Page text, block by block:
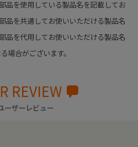
品を使用している製品名を記載してお
品を共通してお使いいただける製品名
品を代用してお使いいただける製品名
場合がございます。
REVIEW
ーザーレビュー